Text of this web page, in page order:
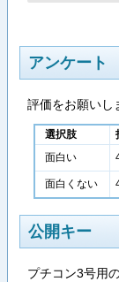
アンケート
評価をお願いし
選択肢
面白い
面白くない
公開キー
プチコン3号用